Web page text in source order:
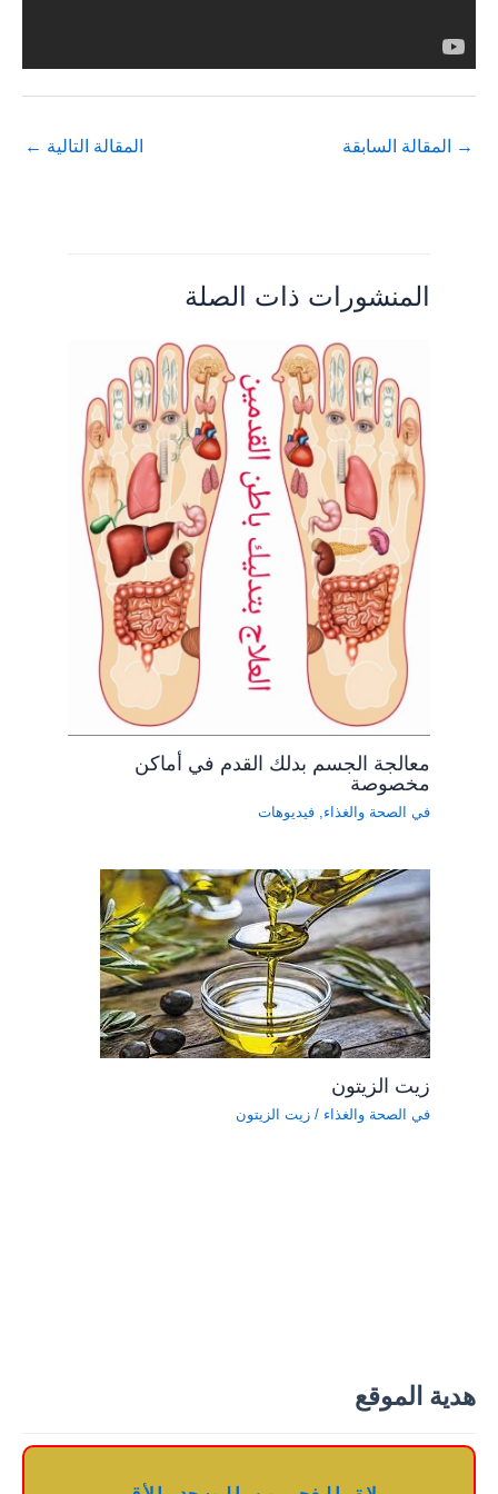
هدية الموقع
→ المقالة السابقة المقالة التالية ←
المنشورات ذات الصلة
معالجة الجسم بدلك القدم في أماكن
مخصوصة
في الصحة والغذاء ,فيديوهات
زيت الزيتون
في الصحة والغذاء /زيت الزيتون